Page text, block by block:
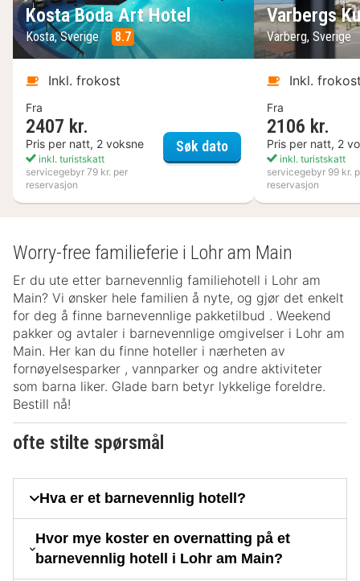
Kosta Boda Art Hotel
Kosta, Sverige 8.7
Inkl. frokost
Fra
2407 kr.
Pris per natt, 2 voksne
inkl. turistskatt
servicegebyr 79 kr. per
reservasjon
Søk datoKosta Boda Art Hotel
Varbergs
Varberg, Sverige
Inkl.
Fra
2106 kr.
Pris per natt, 2
inkl. turistskatt
servicegebyr 99 kr.
reservasjon
Worry-free familieferie i Lohr am Main
Er du ute etter barnevennlig familiehotell i Lohr am
Main? Vi ønsker hele familien å nyte, og gjør det enkelt
for deg å finne barnevennlige pakketilbud . Weekend
pakker og avtaler i barnevennlige omgivelser i Lohr am
Main. Her kan du finne hoteller i nærheten av
fornøyelsesparker , vannparker og andre aktiviteter
som barna liker. Glade barn betyr lykkelige foreldre.
Bestill nå!
ofte stilte spørsmål
Hva er et barnevennlig hotell?
Hvor mye koster en overnatting på et
barnevennlig hotell i Lohr am Main?